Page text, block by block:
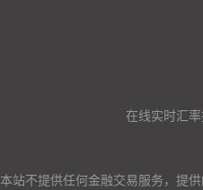
在线实时汇
本站不提供任何金融交易服务，提